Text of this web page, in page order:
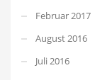
Februar 2017
August 2016
Juli 2016